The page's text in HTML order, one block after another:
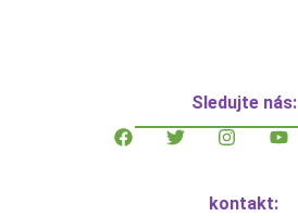
Sledujte nás:
kontakt: